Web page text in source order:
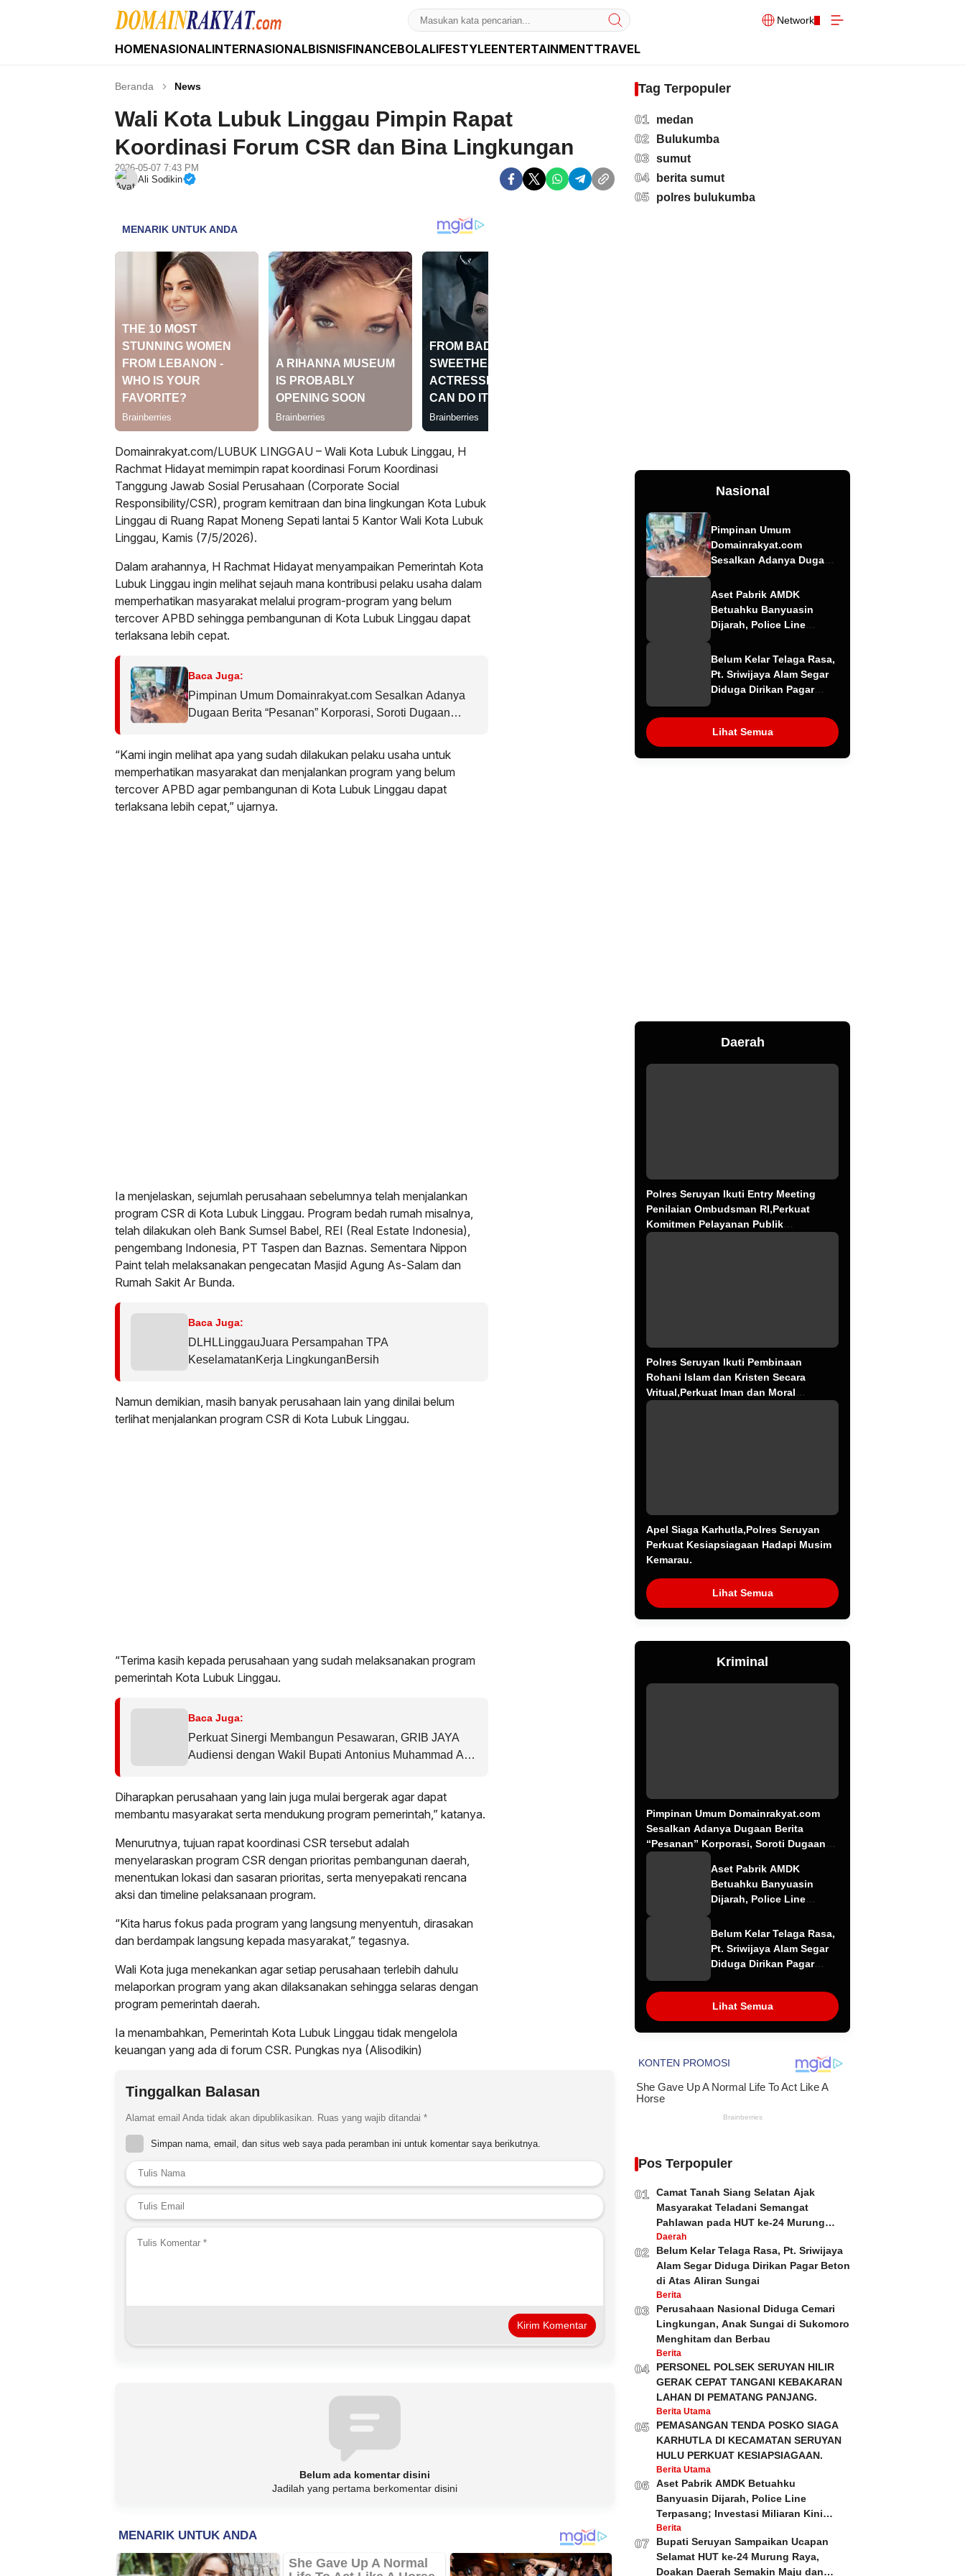
Domain Rakyat
Berita Hari Ini Terkini dan Terbaru Indonesia dan Internasional
Network
HOMENASIONALINTERNASIONALBISNISFINANCEBOLALIFESTYLEENTERTAINMENTTRAVEL
Beranda News
Wali Kota Lubuk Linggau Pimpin Rapat
Koordinasi Forum CSR dan Bina Lingkungan
2026-05-07 7:43 PM
Ali Sodikin
Domainrakyat.com/LUBUK LINGGAU – Wali Kota Lubuk Linggau, H
Rachmat Hidayat memimpin rapat koordinasi Forum Koordinasi
Tanggung Jawab Sosial Perusahaan (Corporate Social
Responsibility/CSR), program kemitraan dan bina lingkungan Kota Lubuk
Linggau di Ruang Rapat Moneng Sepati lantai 5 Kantor Wali Kota Lubuk
Linggau, Kamis (7/5/2026).
Dalam arahannya, H Rachmat Hidayat menyampaikan Pemerintah Kota
Lubuk Linggau ingin melihat sejauh mana kontribusi pelaku usaha dalam
memperhatikan masyarakat melalui program-program yang belum
tercover APBD sehingga pembangunan di Kota Lubuk Linggau dapat
terlaksana lebih cepat.
Baca Juga:
Pimpinan Umum Domainrakyat.com Sesalkan Adanya
Dugaan Berita “Pesanan” Korporasi, Soroti Dugaan
“Kami ingin melihat apa yang sudah dilakukan pelaku usaha untuk
memperhatikan masyarakat dan menjalankan program yang belum
tercover APBD agar pembangunan di Kota Lubuk Linggau dapat
terlaksana lebih cepat,” ujarnya.
Ia menjelaskan, sejumlah perusahaan sebelumnya telah menjalankan
program CSR di Kota Lubuk Linggau. Program bedah rumah misalnya,
telah dilakukan oleh Bank Sumsel Babel, REI (Real Estate Indonesia),
pengembang Indonesia, PT Taspen dan Baznas. Sementara Nippon
Paint telah melaksanakan pengecatan Masjid Agung As-Salam dan
Rumah Sakit Ar Bunda.
Baca Juga:
DLHLLinggauJuara Persampahan TPA
KeselamatanKerja LingkunganBersih
Namun demikian, masih banyak perusahaan lain yang dinilai belum
terlihat menjalankan program CSR di Kota Lubuk Linggau.
“Terima kasih kepada perusahaan yang sudah melaksanakan program
pemerintah Kota Lubuk Linggau.
Baca Juga:
Perkuat Sinergi Membangun Pesawaran, GRIB JAYA
Audiensi dengan Wakil Bupati Antonius Muhammad Ali,
Diharapkan perusahaan yang lain juga mulai bergerak agar dapat
membantu masyarakat serta mendukung program pemerintah,” katanya.
Menurutnya, tujuan rapat koordinasi CSR tersebut adalah
menyelaraskan program CSR dengan prioritas pembangunan daerah,
menentukan lokasi dan sasaran prioritas, serta menyepakati rencana
aksi dan timeline pelaksanaan program.
“Kita harus fokus pada program yang langsung menyentuh, dirasakan
dan berdampak langsung kepada masyarakat,” tegasnya.
Wali Kota juga menekankan agar setiap perusahaan terlebih dahulu
melaporkan program yang akan dilaksanakan sehingga selaras dengan
program pemerintah daerah.
Ia menambahkan, Pemerintah Kota Lubuk Linggau tidak mengelola
keuangan yang ada di forum CSR. Pungkas nya (Alisodikin)
Tinggalkan Balasan
Alamat email Anda tidak akan dipublikasikan. Ruas yang wajib ditandai *
Simpan nama, email, dan situs web saya pada peramban ini untuk komentar saya berikutnya.
Belum ada komentar disini
Jadilah yang pertama berkomentar disini
Tag Terpopuler
01 medan
02 Bulukumba
03 sumut
04 berita sumut
05 polres bulukumba
Nasional
Pimpinan Umum
Domainrakyat.com
Sesalkan Adanya Dugaan
Korporasi, Soroti Dugaan
Intervensi terhadap
Narasumber Kasus
Aset Pabrik AMDK
Betuahku Banyuasin
Dijarah, Police Line
Miliaran Kini
Dipertanyakan
Belum Kelar Telaga Rasa,
Pt. Sriwijaya Alam Segar
Diduga Dirikan Pagar
Sungai
Lihat Semua
Daerah
Polres Seruyan Ikuti Entry Meeting
Penilaian Ombudsman RI,Perkuat
Komitmen Pelayanan Publik
Berkualitas.
Polres Seruyan Ikuti Pembinaan
Rohani Islam dan Kristen Secara
Vritual,Perkuat Iman dan Moral
Personel.
Apel Siaga Karhutla,Polres Seruyan
Perkuat Kesiapsiagaan Hadapi Musim
Kemarau.
Lihat Semua
Kriminal
Pimpinan Umum Domainrakyat.com
Sesalkan Adanya Dugaan Berita
“Pesanan” Korporasi, Soroti Dugaan
Intervensi terhadap Narasumber Kasus
Pencemaran Lingkungan
Aset Pabrik AMDK
Betuahku Banyuasin
Dijarah, Police Line
Miliaran Kini
Dipertanyakan
Belum Kelar Telaga Rasa,
Pt. Sriwijaya Alam Segar
Diduga Dirikan Pagar
Sungai
Lihat Semua
Pos Terpopuler
01
Camat Tanah Siang Selatan Ajak
Masyarakat Teladani Semangat
Pahlawan pada HUT ke-24 Murung
Raya dan HUT ke-81 Kemerdekaan RI
Daerah
02
Belum Kelar Telaga Rasa, Pt. Sriwijaya
Alam Segar Diduga Dirikan Pagar Beton
di Atas Aliran Sungai
Berita
03
Perusahaan Nasional Diduga Cemari
Lingkungan, Anak Sungai di Sukomoro
Menghitam dan Berbau
Berita
04
PERSONEL POLSEK SERUYAN HILIR
GERAK CEPAT TANGANI KEBAKARAN
LAHAN DI PEMATANG PANJANG.
Berita Utama
05
PEMASANGAN TENDA POSKO SIAGA
KARHUTLA DI KECAMATAN SERUYAN
HULU PERKUAT KESIAPSIAGAAN.
Berita Utama
06
Aset Pabrik AMDK Betuahku
Banyuasin Dijarah, Police Line
Terpasang; Investasi Miliaran Kini
Dipertanyakan
Berita
07
Bupati Seruyan Sampaikan Ucapan
Selamat HUT ke-24 Murung Raya,
Doakan Daerah Semakin Maju dan